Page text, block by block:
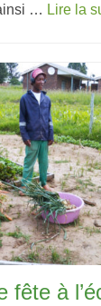
… Lire la
fête à